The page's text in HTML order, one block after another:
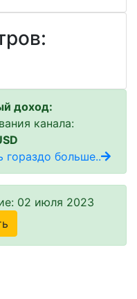
доход:
канала:
больше..
02 июля 2023